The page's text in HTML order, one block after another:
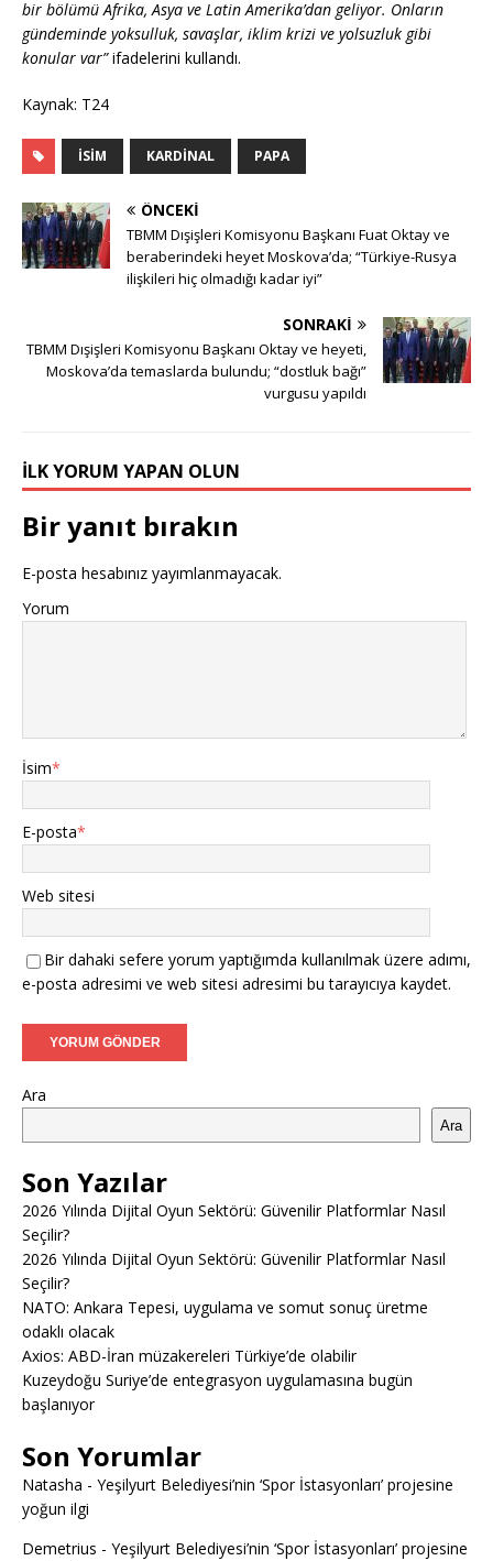
bir bölümü Afrika, Asya ve Latin Amerika’dan geliyor. Onların
gündeminde yoksulluk, savaşlar, iklim krizi ve yolsuzluk gibi
konular var”ifadelerini kullandı.
Kaynak: T24
İSIM KARDINAL PAPA
ÖNCEKI
TBMM Dışişleri Komisyonu Başkanı Fuat Oktay ve
beraberindeki heyet Moskova’da; “Türkiye-Rusya
ilişkileri hiç olmadığı kadar iyi”
SONRAKI
TBMM Dışişleri Komisyonu Başkanı Oktay ve heyeti,
Moskova’da temaslarda bulundu; “dostluk bağı”
vurgusu yapıldı
İLK YORUM YAPAN OLUN
Bir yanıt bırakın
E-posta hesabınız yayımlanmayacak.
Yorum
İsim*
E-posta*
Web sitesi
Bir dahaki sefere yorum yaptığımda kullanılmak üzere adımı,
e-posta adresimi ve web sitesi adresimi bu tarayıcıya kaydet.
Ara
Ara
Son Yazılar
2026 Yılında Dijital Oyun Sektörü: Güvenilir Platformlar Nasıl
Seçilir?
2026 Yılında Dijital Oyun Sektörü: Güvenilir Platformlar Nasıl
Seçilir?
NATO: Ankara Tepesi, uygulama ve somut sonuç üretme
odaklı olacak
Axios: ABD-İran müzakereleri Türkiye’de olabilir
Kuzeydoğu Suriye’de entegrasyon uygulamasına bugün
başlanıyor
Son Yorumlar
Natasha - Yeşilyurt Belediyesi’nin ‘Spor İstasyonları’ projesine
yoğun ilgi
Demetrius - Yeşilyurt Belediyesi’nin ‘Spor İstasyonları’ projesine